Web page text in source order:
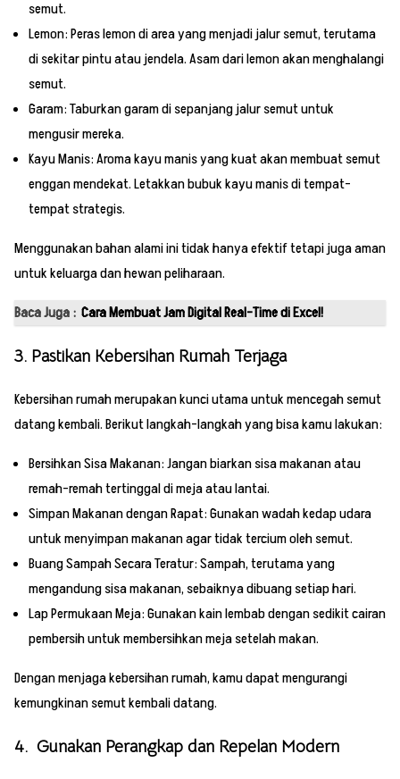
semut.
Lemon: Peras lemon di area yang menjadi jalur semut, terutama
di sekitar pintu atau jendela. Asam dari lemon akan menghalangi
semut.
Garam: Taburkan garam di sepanjang jalur semut untuk
mengusir mereka.
Kayu Manis: Aroma kayu manis yang kuat akan membuat semut
enggan mendekat. Letakkan bubuk kayu manis di tempat-
tempat strategis.
Menggunakan bahan alami ini tidak hanya efektif tetapi juga aman
untuk keluarga dan hewan peliharaan.
Baca Juga : Cara Membuat Jam Digital Real-Time di Excel!
3. Pastikan Kebersihan Rumah Terjaga
Kebersihan rumah merupakan kunci utama untuk mencegah semut
datang kembali. Berikut langkah-langkah yang bisa kamu lakukan:
Bersihkan Sisa Makanan: Jangan biarkan sisa makanan atau
remah-remah tertinggal di meja atau lantai.
Simpan Makanan dengan Rapat: Gunakan wadah kedap udara
untuk menyimpan makanan agar tidak tercium oleh semut.
Buang Sampah Secara Teratur: Sampah, terutama yang
mengandung sisa makanan, sebaiknya dibuang setiap hari.
Lap Permukaan Meja: Gunakan kain lembab dengan sedikit cairan
pembersih untuk membersihkan meja setelah makan.
Dengan menjaga kebersihan rumah, kamu dapat mengurangi
kemungkinan semut kembali datang.
4. Gunakan Perangkap dan Repelan Modern